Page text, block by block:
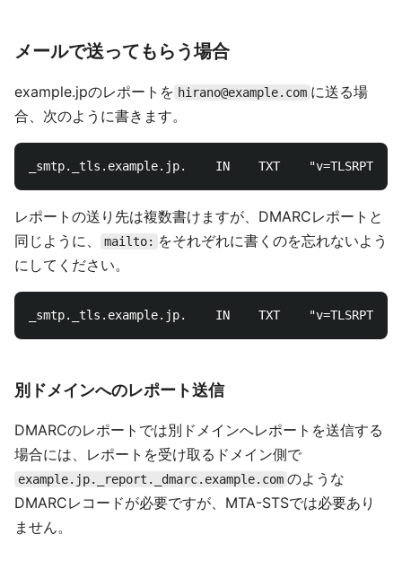
メールで送ってもらう場合
example.jpのレポートを hirano@example.com に送る場
合、次のように書きます。
レポートの送り先は複数書けますが、DMARCレポートと
同じように、
mailto: をそれぞれに書くのを忘れないよう
にしてください。
別ドメインへのレポート送信
DMARCのレポートでは別ドメインへレポートを送信する
場合には、レポートを受け取るドメイン側で
example.jp._report._dmarc.example.com のような
DMARCレコードが必要ですが、MTA-STSでは必要あり
ません。